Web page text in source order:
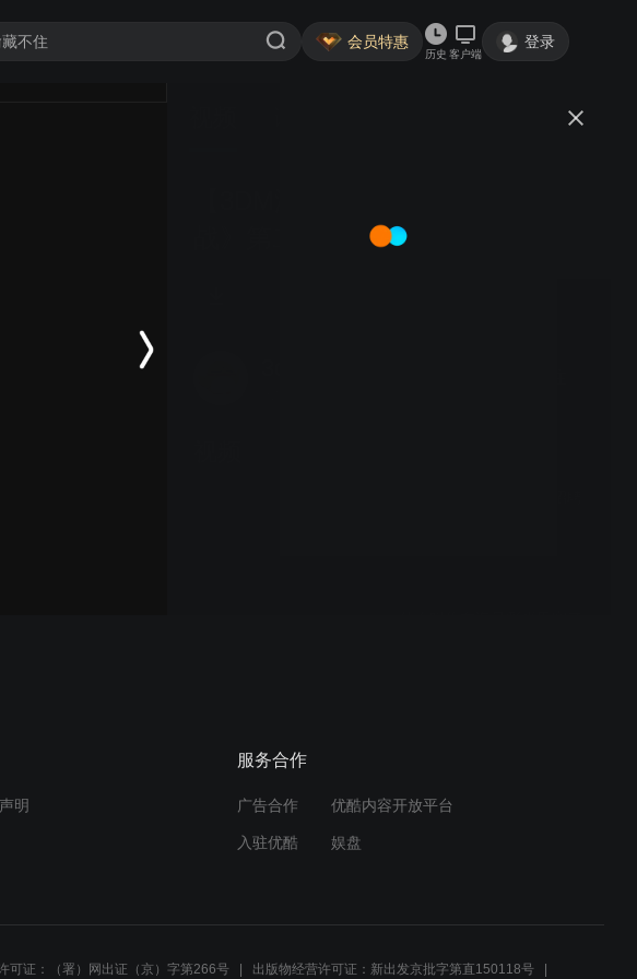
会员特惠
历史 客户端
登录
战》第二季制作决定
明
服务合作
广告合作 优酷内容开放平台
入驻优酷 娱盘
可证：（署）网出证（京）字第266号 出版物经营许可证：新出发京批字第直150118号